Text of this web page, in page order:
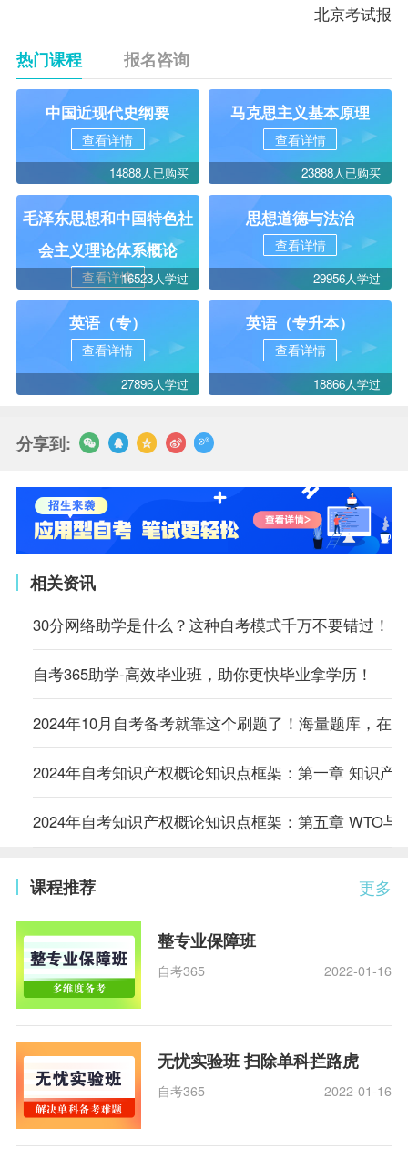
北京考试报
热门课程 报名咨询
中国近现代史纲要
查看详情
14888人已购买
马克思主义基本原理
查看详情
23888人已购买
毛泽东思想和中国特色社
会主义理论体系概论
查看详情16523人学过
思想道德与法治
查看详情
29956人学过
英语（专）
查看详情
27896人学过
英语（专升本）
查看详情
18866人学过
分享到:
相关资讯
30分网络助学是什么？这种自考模式千万不要错过！
自考365助学-高效毕业班，助你更快毕业拿学历！
2024年10月自考备考就靠这个刷题了！海量题库，在
2024年自考知识产权概论知识点框架：第一章 知识产
2024年自考知识产权概论知识点框架：第五章 WTO与
更多
课程推荐
整专业保障班
自考365 2022-01-16
无忧实验班 扫除单科拦路虎
自考365 2022-01-16